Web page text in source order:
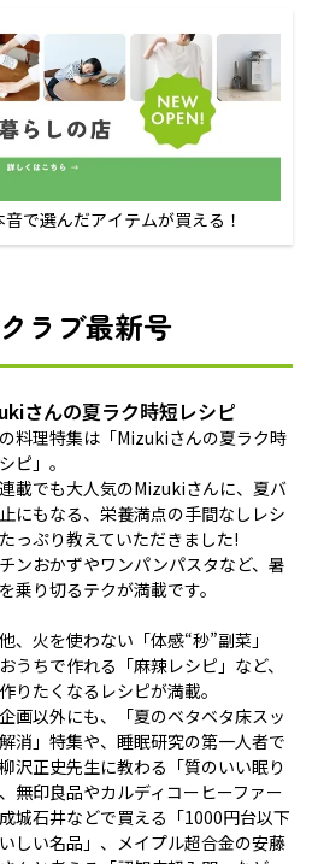
で選んだアイテムが買える！
ラブ最新号
さんの夏ラク時短レシピ
料理特集は「Mizukiさんの夏ラク時
ピ」。
載でも大人気のMizukiさんに、夏バ
にもなる、栄養満点の手間なしレシ
っぷり教えていただきました!
ンおかずやワンパンパスタなど、暑
乗り切るテクが満載です。
、火を使わない「体感“秒”副菜」
うちで作れる「麻辣レシピ」など、
りたくなるレシピが満載。
画以外にも、「夏のベタベタ床スッ
消」特集や、睡眠研究の第一人者で
沢正史先生に教わる「質のいい眠り
無印良品やカルディコーヒーファー
城石井などで買える「1000円台以下
しい名品」、メイプル超合金の安藤